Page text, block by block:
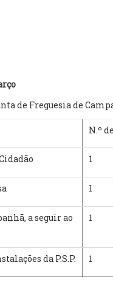
de Freguesia de
N.º
1
1
a seguir ao
1
da P.S.P. 1